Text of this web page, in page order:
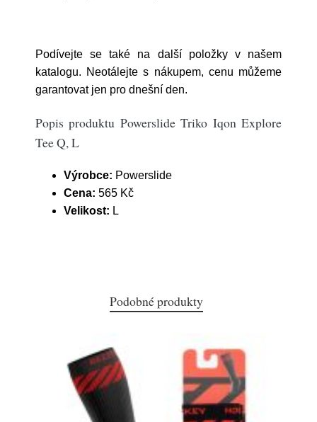
Podívejte se také na další položky v našem
katalogu. Neotálejte s nákupem, cenu můžeme
garantovat jen pro dnešní den.
Popis produktu Powerslide Triko Iqon Explore
Tee Q, L
Výrobce: Powerslide
Cena: 565 Kč
Velikost: L
Podobné produkty